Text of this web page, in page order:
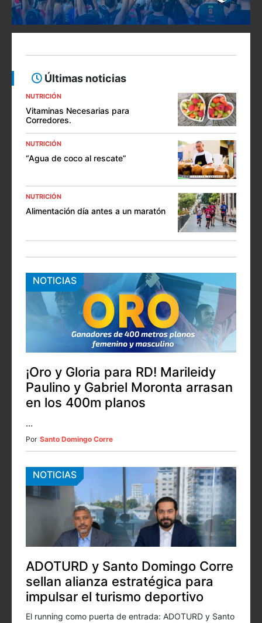
Últimas noticias
NUTRICIÓN
Vitaminas Necesarias para
Corredores.
NUTRICIÓN
“Agua de coco al rescate”
NUTRICIÓN
Alimentación día antes a un maratón
NOTICIAS
¡Oro y Gloria para RD! Marileidy
Paulino y Gabriel Moronta arrasan
en los 400m planos
...
Por Santo Domingo Corre
NOTICIAS
ADOTURD y Santo Domingo Corre
sellan alianza estratégica para
impulsar el turismo deportivo
El running como puerta de entrada: ADOTURD y Santo